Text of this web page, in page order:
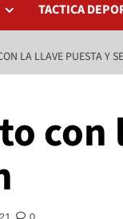
TACTICA
LA LLAVE PUESTA Y
con
0